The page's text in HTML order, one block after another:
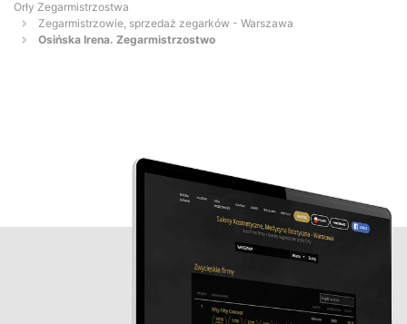
Orły Zegarmistrzostwa
Zegarmistrzowie, sprzedaż zegarków - Warszawa
Osińska Irena. Zegarmistrzostwo